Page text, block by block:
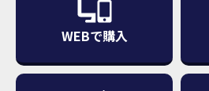
WEBで購入